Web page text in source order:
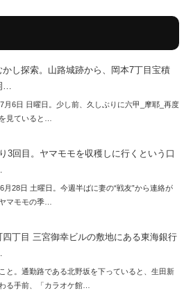
かし探索。山路城跡から、岡本7丁目宝積
…
月6日 日曜日。少し前、久しぶりに六甲_摩耶_再度
見ていると…
3回目。ヤマモモを収穫しに行くという口
月28日 土曜日。今週半ばに妻の“戦友”から連絡が
マモモの季…
四丁目 三宮御幸ビルの敷地にある東海銀行
と。通勤路である北野坂を下っていると、生田新
る手前、「カラオケ館…